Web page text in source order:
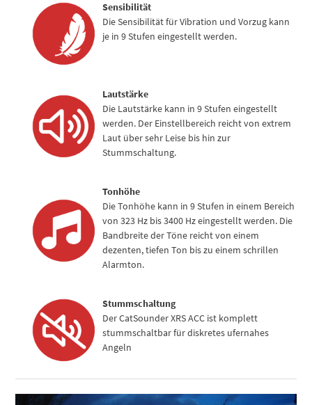
Sensibilität
Die Sensibilität für Vibration und Vorzug kann
je in 9 Stufen eingestellt werden.
Lautstärke
Die Lautstärke kann in 9 Stufen eingestellt
werden. Der Einstellbereich reicht von extrem
Laut über sehr Leise bis hin zur
Stummschaltung.
Tonhöhe
Die Tonhöhe kann in 9 Stufen in einem Bereich
von 323 Hz bis 3400 Hz eingestellt werden. Die
Bandbreite der Töne reicht von einem
dezenten, tiefen Ton bis zu einem schrillen
Alarmton.
Stummschaltung
Der CatSounder XRS ACC ist komplett
stummschaltbar für diskretes ufernahes
Angeln